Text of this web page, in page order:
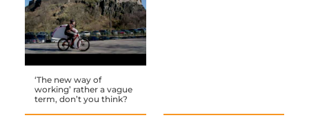
‘The new way of
working’ rather a vague
term, don’t you think?